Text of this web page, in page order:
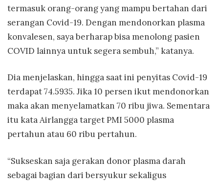
termasuk orang-orang yang mampu bertahan dari
serangan Covid-19. Dengan mendonorkan plasma
konvalesen, saya berharap bisa menolong pasien
COVID lainnya untuk segera sembuh,” katanya.
Dia menjelaskan, hingga saat ini penyitas Covid-19
terdapat 74.5935. Jika 10 persen ikut mendonorkan
maka akan menyelamatkan 70 ribu jiwa. Sementara
itu kata Airlangga target PMI 5000 plasma
pertahun atau 60 ribu pertahun.
“Sukseskan saja gerakan donor plasma darah
sebagai bagian dari bersyukur sekaligus